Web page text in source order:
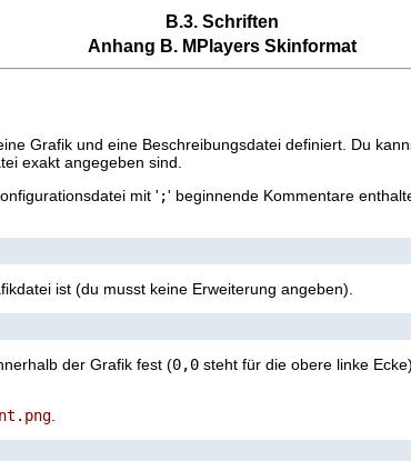
B.3. Schriften
Anhang B. MPlayers Skinformat
Grafik und eine Beschreibungsdatei definiert. Du
exakt angegeben sind.
mit ' ;' beginnende Kommentare
ist (du musst keine Erweiterung angeben).
der Grafik fest (0,0 steht für die obere linke